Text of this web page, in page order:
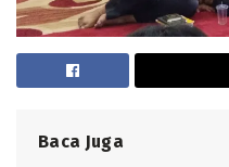
Baca Juga